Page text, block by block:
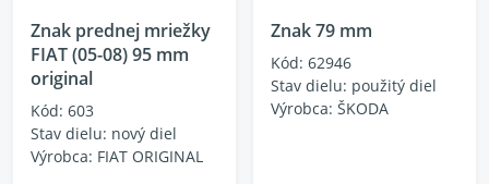
Znak prednej mriežky
FIAT (05-08) 95 mm
original
Kód: 603
Stav dielu: nový diel
Výrobca: FIAT ORIGINAL
Znak 79 mm
Kód: 62946
Stav dielu: použitý diel
Výrobca: ŠKODA